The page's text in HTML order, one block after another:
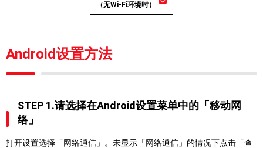
（无Wi-Fi环境时）
Android设置方法
STEP 1.请选择在Android设置菜单中的「移动网
络」
打开设置选择「网络通信」。未显示「网络通信」的情况下点击「查